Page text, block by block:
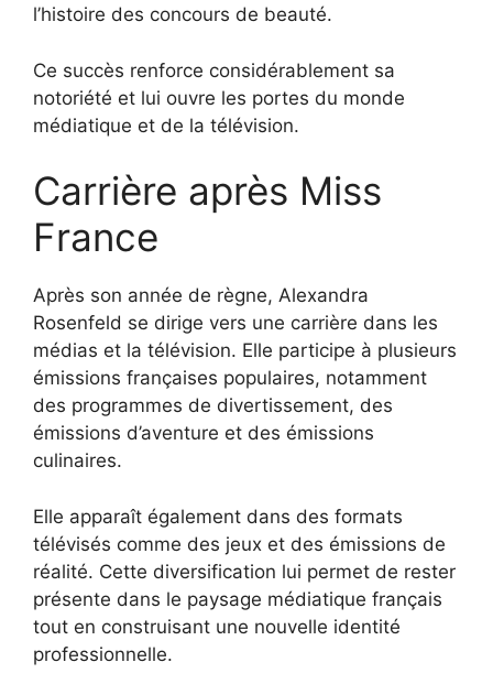
l’histoire des concours de beauté.
Ce succès renforce considérablement sa
notoriété et lui ouvre les portes du monde
médiatique et de la télévision.
Carrière après Miss
France
Après son année de règne, Alexandra
Rosenfeld se dirige vers une carrière dans les
médias et la télévision. Elle participe à plusieurs
émissions françaises populaires, notamment
des programmes de divertissement, des
émissions d’aventure et des émissions
culinaires.
Elle apparaît également dans des formats
télévisés comme des jeux et des émissions de
réalité. Cette diversification lui permet de rester
présente dans le paysage médiatique français
tout en construisant une nouvelle identité
professionnelle.